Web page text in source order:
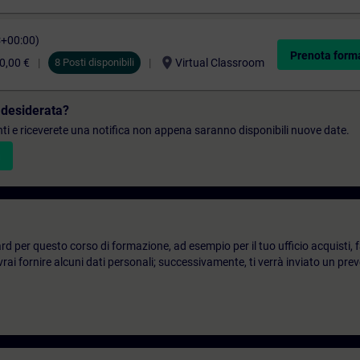
€ 8 Posti disponibili location_on Virtual Classroom
Prenota
e riceverete una notifica non appena saranno disponibili nuove date.
per questo corso di formazione, ad esempio per il tuo ufficio acquisti,
fornire alcuni dati personali; successivamente, ti verrà inviato un